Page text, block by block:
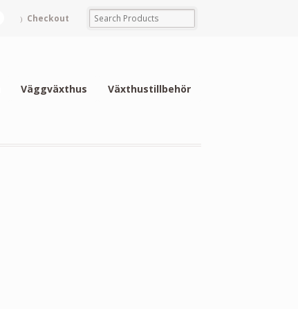
Checkout
Väggväxthus Växthustillbehör